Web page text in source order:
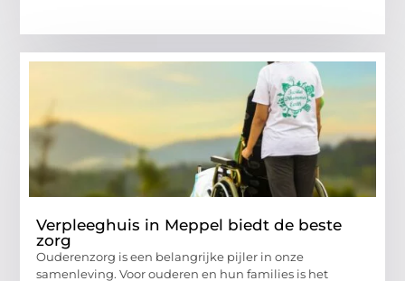
Verpleeghuis in Meppel biedt de beste
zorg
Ouderenzorg is een belangrijke pijler in onze
samenleving. Voor ouderen en hun families is het